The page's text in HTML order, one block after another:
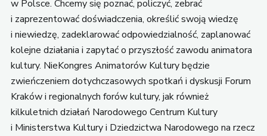
w Polsce. Chcemy się poznać, policzyć, zebrać
i zaprezentować doświadczenia, określić swoją wiedzę
i niewiedzę, zadeklarować odpowiedzialność, zaplanować
kolejne działania i zapytać o przyszłość zawodu animatora
kultury. NieKongres Animatorów Kultury będzie
zwieńczeniem dotychczasowych spotkań i dyskusji Forum
Kraków i regionalnych forów kultury, jak również
kilkuletnich działań Narodowego Centrum Kultury
i Ministerstwa Kultury i Dziedzictwa Narodowego na rzecz